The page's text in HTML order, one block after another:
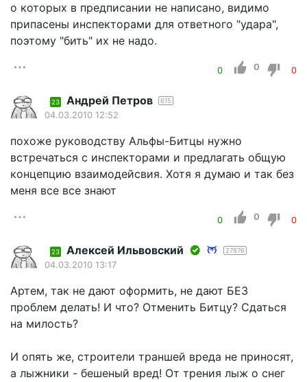
о которых в предписании не написано, видимо
припасены инспекторами для ответного "удара",
поэтому "бить" их не надо.
0 0 0
23 Андрей Петров 615
04.03.2010 12:52
похоже руководству Альфы-Битцы нужно
встречаться с инспекторами и предлагать общую
концепцию взаимодейсвия. Хотя я думаю и так без
меня все все знают
0 0 0
23 Алексей Ильвовский 27876
04.03.2010 13:17
Артем, так не дают оформить, не дают БЕЗ
проблем делать! И что? Отменить Битцу? Сдаться
на милость?
И опять же, строители траншей вреда не приносят,
а лыжники - бешеный вред! От трения лыж о снег